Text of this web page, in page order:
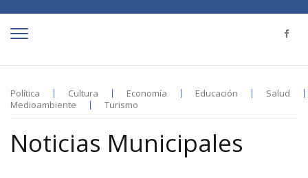
Política Cultura Economía Educación
Salud
Medioambiente
Turismo
Noticias Municipales